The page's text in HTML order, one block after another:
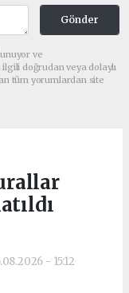
Gönder
ve
doğrudan veya dolaylı
tüm yorumlardan site
- 15:12